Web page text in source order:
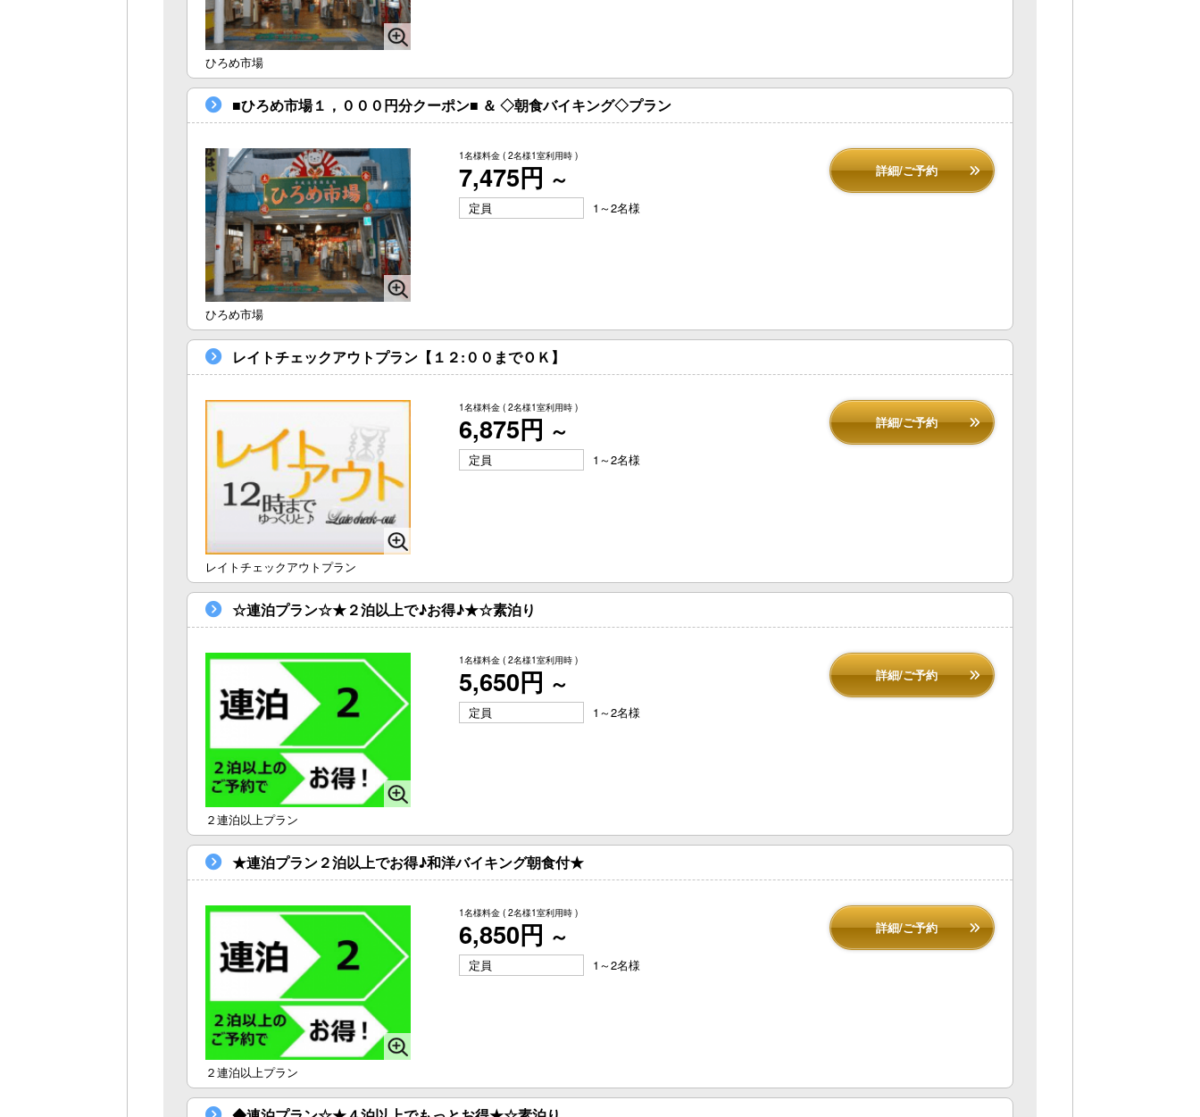
ひろめ市場
■ひろめ市場１，０００円分クーポン■ ＆ ◇朝食バイキング◇プラン
ひろめ市場
1名様料金 ( 2名様1室利用時 )
7,475円 ～ 詳細/ご予約
定員 1～2名様
レイトチェックアウトプラン【１２:００までＯＫ】
レイトチェックアウトプラン
1名様料金 ( 2名様1室利用時 )
6,875円 ～ 詳細/ご予約
定員 1～2名様
☆連泊プラン☆★２泊以上で♪お得♪★☆素泊り
２連泊以上プラン
1名様料金 ( 2名様1室利用時 )
5,650円 ～ 詳細/ご予約
定員 1～2名様
★連泊プラン２泊以上でお得♪和洋バイキング朝食付★
２連泊以上プラン
1名様料金 ( 2名様1室利用時 )
6,850円 ～ 詳細/ご予約
定員 1～2名様